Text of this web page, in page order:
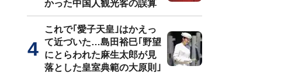
かった中国人観光客の誤算
これで｢愛子天皇｣はかえっ
て近づいた…島田裕巳｢野望
にとらわれた麻生太郎が見
落とした皇室典範の大原則｣